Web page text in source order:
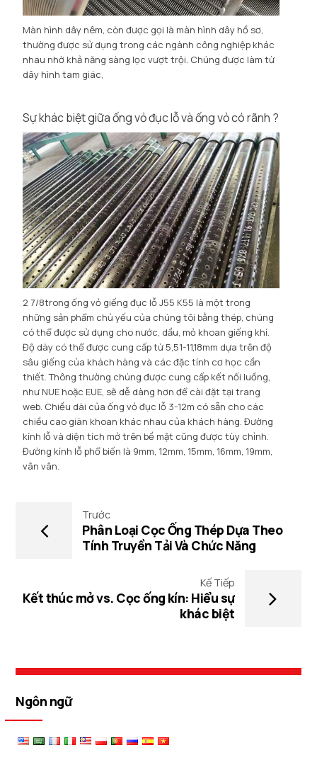
Màn hình dây nêm, còn được gọi là màn hình dây hồ sơ,
thường được sử dụng trong các ngành công nghiệp khác
nhau nhờ khả năng sàng lọc vượt trội. Chúng được làm từ
dây hình tam giác,
Sự khác biệt giữa ống vỏ đục lỗ và ống vỏ có rãnh ?
2 7/8trong ống vỏ giếng đục lỗ J55 K55 là một trong
những sản phẩm chủ yếu của chúng tôi bằng thép, chúng
có thể được sử dụng cho nước, dầu, mỏ khoan giếng khí.
Độ dày có thể được cung cấp từ 5,51-11,18mm dựa trên độ
sâu giếng của khách hàng và các đặc tính cơ học cần
thiết. Thông thường chúng được cung cấp kết nối luồng,
như NUE hoặc EUE, sẽ dễ dàng hơn để cài đặt tại trang
web. Chiều dài của ống vỏ đục lỗ 3-12m có sẵn cho các
chiều cao giàn khoan khác nhau của khách hàng. Đường
kính lỗ và diện tích mở trên bề mặt cũng được tùy chỉnh.
Đường kính lỗ phổ biến là 9mm, 12mm, 15mm, 16mm, 19mm,
vân vân.
Trước
Phân Loại Cọc Ống Thép Dựa Theo
Tính Truyền Tải Và Chức Năng
Kế Tiếp
Kết thúc mở vs. Cọc ống kín: Hiểu sự
khác biệt
Ngôn ngữ